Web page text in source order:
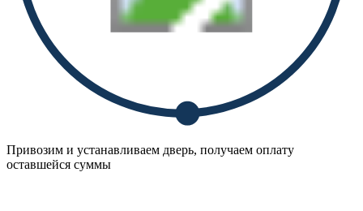
Привозим и устанавливаем дверь, получаем оплату
оставшейся суммы